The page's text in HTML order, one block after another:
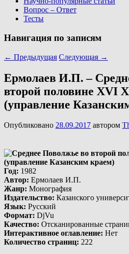
Вопрос – Ответ
Тесты
Навигация по записям
← Предыдущая Следующая →
Ермолаев И.П. –
второй половине XVI
(управление
Опубликовано 28.09.2017 автором
Год: 1982
Автор: Ермолаев И.П.
Жанр: Монография
Издательство: Казанского
Язык: Русский
Формат: DjVu
Качество: Отсканированные
Интерактивное оглавление: Нет
Количество страниц: 222